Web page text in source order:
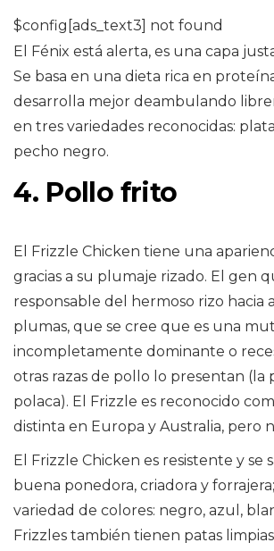
$config[ads_text3] not found
El Fénix está alerta, es una capa
Se basa en una dieta rica en
desarrolla mejor deambulando
en tres variedades reconocidas:
pecho negro.
4. Pollo frito
El Frizzle Chicken tiene una
gracias a su plumaje rizado. El gen
responsable del hermoso rizo hacia
plumas, que se cree que es una
incompletamente dominante o
otras razas de pollo lo presentan (la
polaca). El Frizzle es reconocido
distinta en Europa y Australia, pero
El Frizzle Chicken es resistente y se
buena ponedora, criadora y
variedad de colores: negro, azul,
Frizzles también tienen patas